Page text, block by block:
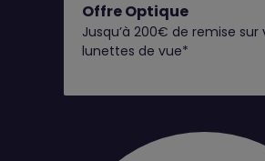
Offre Optique
Jusqu’à 200€ de remise sur
lunettes de vue*